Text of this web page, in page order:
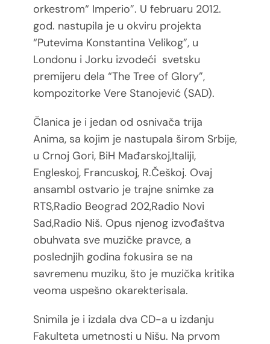
orkestrom“ Imperio”. U februaru 2012.
god. nastupila je u okviru projekta
“Putevima Konstantina Velikog”, u
Londonu i Jorku izvodeći svetsku
premijeru dela “The Tree of Glory”,
kompozitorke Vere Stanojević (SAD).
Članica je i jedan od osnivača trija
Anima, sa kojim je nastupala širom Srbije,
u Crnoj Gori, BiH Mađarskoj,Italiji,
Engleskoj, Francuskoj, R.Češkoj. Ovaj
ansambl ostvario je trajne snimke za
RTS,Radio Beograd 202,Radio Novi
Sad,Radio Niš. Opus njenog izvođaštva
obuhvata sve muzičke pravce, a
poslednjih godina fokusira se na
savremenu muziku, što je muzička kritika
veoma uspešno okarekterisala.
Snimila je i izdala dva CD-a u izdanju
Fakulteta umetnosti u Nišu. Na prvom